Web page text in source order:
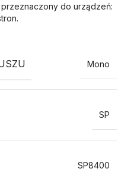
do urządzeń:
Mono
SP
SP8400